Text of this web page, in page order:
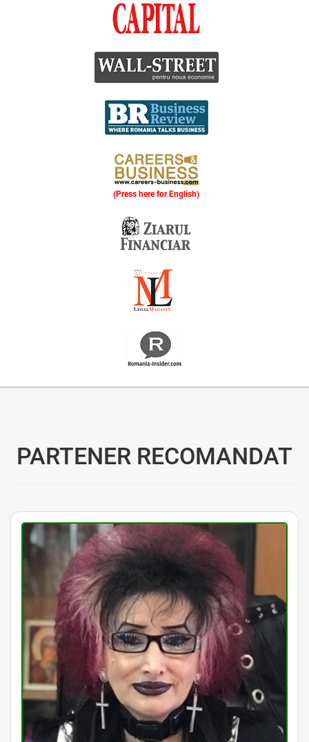
(Press here for English)
PARTENER RECOMANDAT